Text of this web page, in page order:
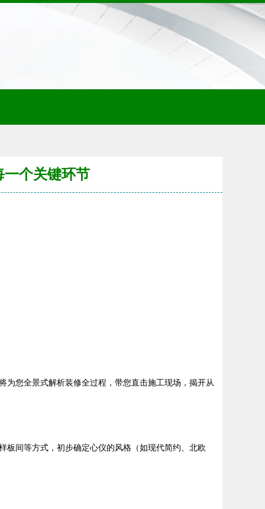
个关键环节
您全景式解析装修全过程，带您直击施工现场，揭开从
板间等方式，初步确定心仪的风格（如现代简约、北欧